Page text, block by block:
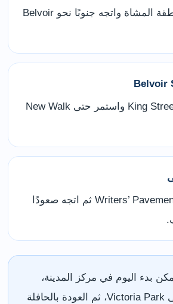
استخدم منطقة المشاة واتجه جنوبًا نحو Belvoir
ادخل إلى King Street واستمر حتى New Walk
ابحث عن Writers’ Pavement ثم اتجه صعودًا
بدء اليوم في مركز المدينة،
وقطع نيو ووك إلى Victoria Park، ثم العودة بالحافلة